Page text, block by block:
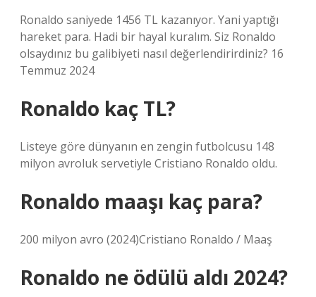
Ronaldo saniyede 1456 TL kazanıyor. Yani yaptığı
hareket para. Hadi bir hayal kuralım. Siz Ronaldo
olsaydınız bu galibiyeti nasıl değerlendirirdiniz? 16
Temmuz 2024
Ronaldo kaç TL?
Listeye göre dünyanın en zengin futbolcusu 148
milyon avroluk servetiyle Cristiano Ronaldo oldu.
Ronaldo maaşı kaç para?
200 milyon avro (2024)Cristiano Ronaldo / Maaş
Ronaldo ne ödülü aldı 2024?